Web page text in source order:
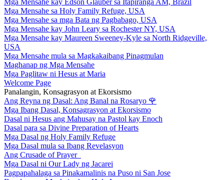
Mga Mensahe sa Holy Family Refuge, USA
Mga Mensahe sa mga Bata ng Pagbabago, USA
Mga Mensahe kay John Leary sa Rochester NY, USA
Mga Mensahe kay Maureen Sweeney-Kyle sa North Ridgeville,
USA
Mga Mensahe mula sa Magkakaibang Pinagmulan
Maghanap ng Mga Mensahe
Mga Paglitaw ni Hesus at Maria
Welcome Page
Panalangin, Konsagrasyon at Ekorsismo
Ang Reyna ng Dasal: Ang Banal na Rosaryo 🌹
Mga Ibang Dasal, Konsagrasyon at Ekorsismo
Dasal ni Hesus ang Mahusay na Pastol kay Enoch
Dasal para sa Divine Preparation of Hearts
Mga Dasal ng Holy Family Refuge
Mga Dasal mula sa Ibang Revelasyon
Ang Crusade of Prayer
Mga Dasal ni Our Lady ng Jacarei
Pagpapahalaga sa Pinakamalinis na Puso ni San Jose